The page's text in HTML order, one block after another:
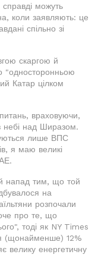
справді можуть
коли заявляють: це
спільно зі
скаргою й
"односторонньою
Катар цілком
враховуючи,
небі над Ширазом.
лише ВПС
я маю великі
напад тим, що той
на
розпочали
про те, що
тоді як NY Times
(щонайменше) 12%
велику енергетичну